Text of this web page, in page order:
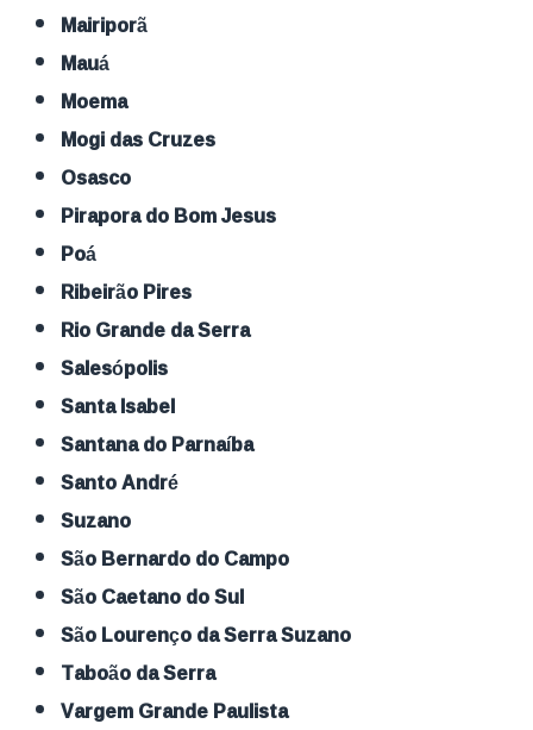
Mairiporã
Mauá
Moema
Mogi das Cruzes
Osasco
Pirapora do Bom Jesus
Poá
Ribeirão Pires
Rio Grande da Serra
Salesópolis
Santa Isabel
Santana do Parnaíba
Santo André
Suzano
São Bernardo do Campo
São Caetano do Sul
São Lourenço da Serra Suzano
Taboão da Serra
Vargem Grande Paulista